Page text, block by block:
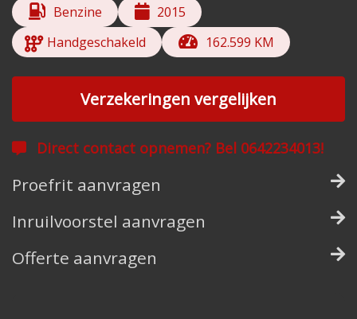
Benzine
2015
Handgeschakeld
162.599 KM
Verzekeringen vergelijken
Direct contact opnemen? Bel 0642234013!
Proefrit aanvragen
Inruilvoorstel aanvragen
Offerte aanvragen